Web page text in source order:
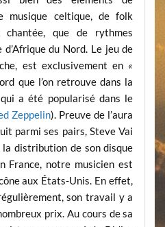
musique celtique, de folk
que de rythmes
du Nord. Le jeu de
est exclusivement en «
que l’on retrouve dans la
a été popularisé dans le
Zeppelin). Preuve de l’aura
parmi ses pairs, Steve Vai
la distribution de son disque
France, notre musicien est
aux États-Unis. En effet,
son travail y a
prix. Au cours de sa